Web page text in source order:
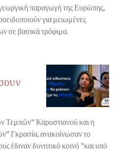
παραγωγή της Ευρώπης,
για μειωμένες
σε βασικά τρόφιμα.
Τεμπών" Καρυστιανού και η
Γκρασία, ανακοίνωσαν το
έδιναν δυνητικό κοινό "και υπό